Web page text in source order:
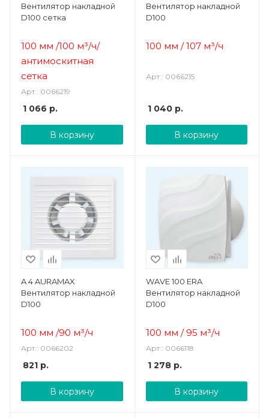
Вентилятор накладной
D100 сетка
100 мм /100 м³/ч/
антимоскитная
сетка
Арт.: 0066219
1 066 р.
В корзину
Вентилятор накладной
D100
100 мм / 107 м³/ч
Арт.: 0066215
1 040р.
В корзину
A 4 AURAMAX
Вентилятор накладной
D100
100 мм /90 м³/ч
Арт.: 0066202
821 р.
В корзину
WAVE 100 ERA
Вентилятор накладной
D100
100 мм /95 м³/ч
Арт.: 0066118
1 278р.
В корзину